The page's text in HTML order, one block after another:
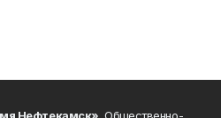
Нефтекамск». Общественно-